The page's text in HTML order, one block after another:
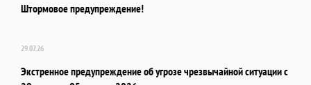
Штормовое предупреждение!
29.07.26
Экстренное предупреждение об угрозе чрезвычайной ситуации с